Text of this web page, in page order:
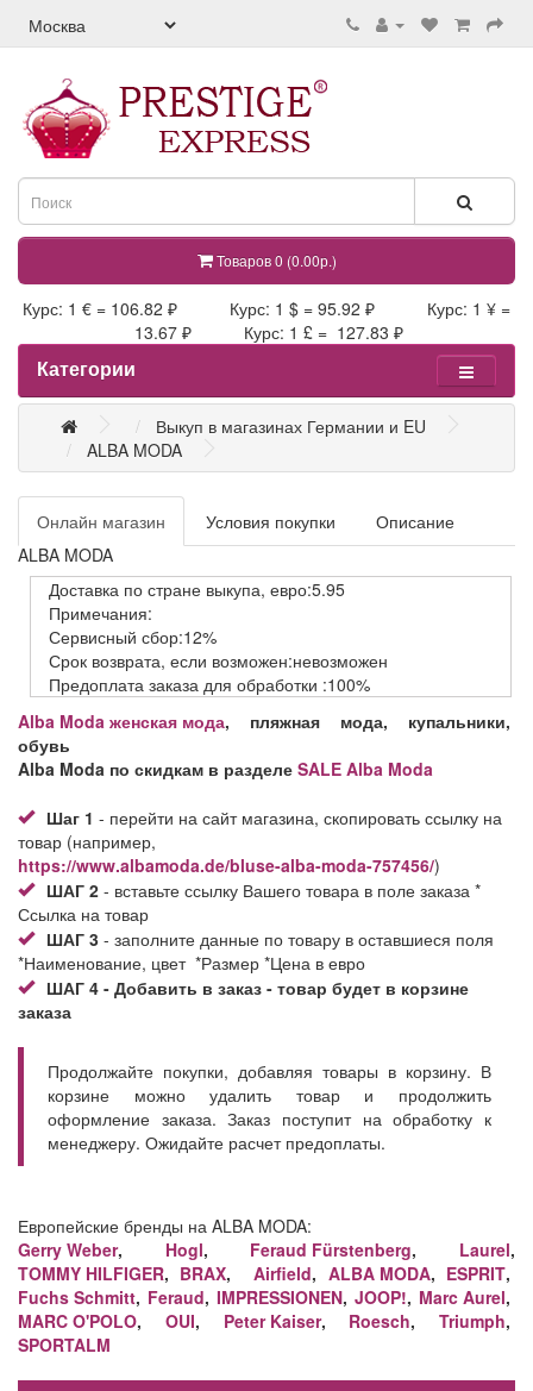
Товаров 0 (0.00р.)
Курс: 1 € = 106.82 ₽ Курс: 1 $ = 95.92 ₽ Курс: 1 ¥ =
13.67 ₽ Курс: 1 £ = 127.83 ₽
Категории
Выкуп в магазинах Германии и EU
ALBA MODA
Онлайн магазин Условия покупки
Описание
ALBA MODA
Доставка по стране выкупа, евро:5.95
Примечания:
Сервисный сбор:12%
Срок возврата, если возможен:невозможен
Предоплата заказа для обработки :100%
Alba Moda женская мода, пляжная мода, купальники,
обувь
Alba Moda по скидкам в разделе SALE Alba Moda
Шаг 1 - перейти на сайт магазина, скопировать ссылку на
товар (например,
https://www.albamoda.de/bluse-alba-moda-757456/)
ШАГ 2 - вставьте ссылку Вашего товара в поле заказа *
Ссылка на товар
ШАГ 3 - заполните данные по товару в оставшиеся поля
*Наименование, цвет *Размер *Цена в евро
ШАГ 4 - Добавить в заказ - товар будет в корзине
заказа
Продолжайте покупки, добавляя товары в корзину. В
корзине можно удалить товар и продолжить
оформление заказа. Заказ поступит на обработку к
менеджеру. Ожидайте расчет предоплаты.
Европейские бренды на ALBA MODA:
Gerry Weber, Hogl, Feraud Fürstenberg, Laurel,
TOMMY HILFIGER, BRAX,Airfield, ALBA MODA, ESPRIT,
Fuchs Schmitt, Feraud, IMPRESSIONEN, JOOP!, Marc Aurel,
MARC O'POLO, OUI, Peter Kaiser, Roesch, Triumph,
SPORTALM